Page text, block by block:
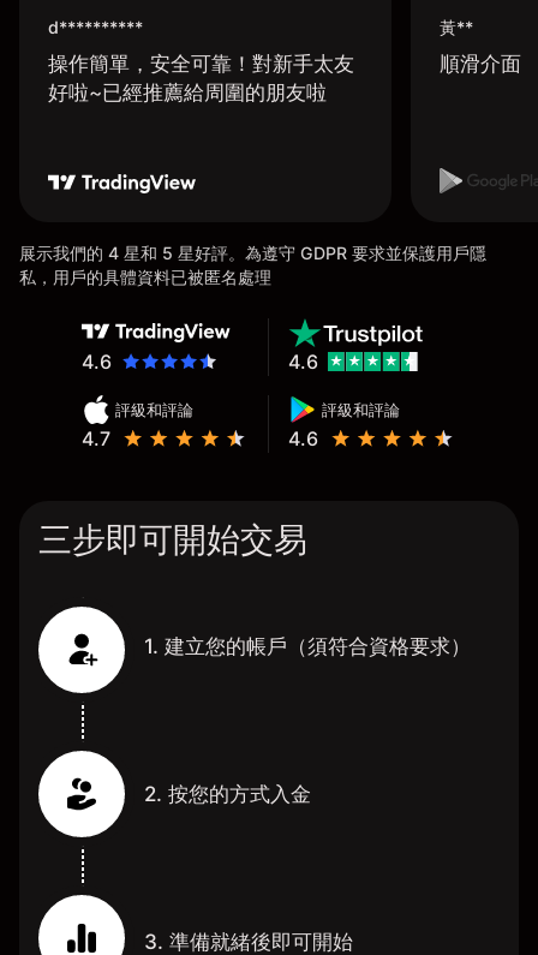
d**********
操作簡單，安全可靠！對新手太友
好啦~已經推薦給周圍的朋友啦
黃**
順滑介面
展示我們的 4 星和 5 星好評。為遵守 GDPR 要求並保護用戶隱
私，用戶的具體資料已被匿名處理
4.6
評級和評論
4.7
評級和評論
4.6
4.6
三步即可開始交易
1. 建立您的帳戶（須符合資格要求）
2. 按您的方式入金
3. 準備就緒後即可開始